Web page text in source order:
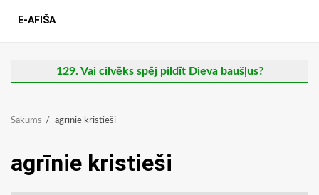
E-AFIŠA
129. Vai cilvēks spēj pildīt Dieva baušļus?
Sākums agrīnie kristieši
agrīnie kristieši